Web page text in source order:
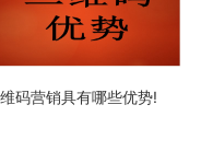
码营销具有哪些优势!